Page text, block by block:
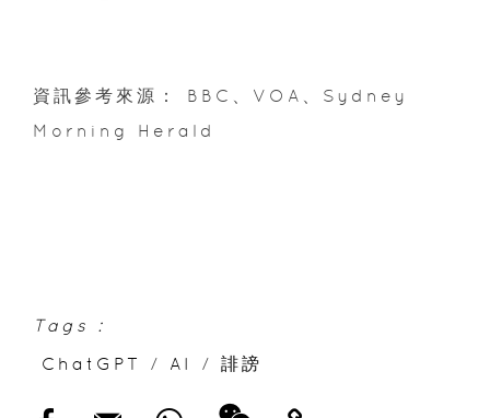
資訊參考來源： BBC、VOA、Sydney
Morning Herald
Tags :
ChatGPT
/ AI / 誹謗